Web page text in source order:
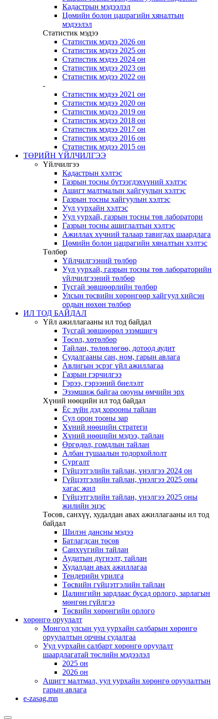
Кадастрын мэдээлэл
Цөмийн болон цацрагийн хяналтын
мэдээлэл
Статистик мэдээ
Статистик мэдээ 2026 он
Статистик мэдээ 2025 он
Статистик мэдээ 2024 он
Статистик мэдээ 2023 он
Статистик мэдээ 2022 он
-
Статистик мэдээ 2021 он
Статистик мэдээ 2020 он
Статистик мэдээ 2019 он
Статистик мэдээ 2018 он
Статистик мэдээ 2017 он
Статистик мэдээ 2016 он
Статистик мэдээ 2015 он
ТӨРИЙН ҮЙЛЧИЛГЭЭ
Үйлчилгээ
Кадастрын хэлтэс
Газрын тосны бүтээгдэхүүний хэлтэс
Ашигт малтмалын хайгуулын хэлтэс
Газрын тосны хайгуулын хэлтэс
Уул уурхайн хэлтэс
Уул уурхай, газрын тосны төв лаборатори
Газрын тосны ашиглалтын хэлтэс
Ажиллах хүчний талаар тавигдах шаардлага
Цөмийн болон цацрагийн хяналтын хэлтэс
Төлбөр
Үйлчилгээний төлбөр
Уул уурхай, газрын тосны төв лабораторийн
үйлчилгээний төлбөр
Тусгай зөвшөөрлийн төлбөр
Улсын төсвийн хөрөнгөөр хайгуул хийсэн
ордын нөхөн төлбөр
ИЛ ТОД БАЙДАЛ
Үйл ажиллагааны ил тод байдал
Тусгай зөвшөөрөл эзэмшигч
Төсөл, хөтөлбөр
Тайлан, төлөвлөгөө, дотоод аудит
Судалгааны сан, ном, гарын авлага
Авлигын эсрэг үйл ажиллагаа
Газрын гэрчилгээ
Гэрээ, гэрээний биелэлт
Эзэмшиж байгаа оюуны өмчийн эрх
Хүний нөөцийн ил тод байдал
Ёс зүйн дэд хорооны тайлан
Сул орон тооны зар
Хүний нөөцийн стратеги
Хүний нөөцийн мэдээ, тайлан
Өргөдөл, гомдлын тайлан
Албан тушаалын тодорхойлолт
Сургалт
Гүйцэтгэлийн тайлан, үнэлгээ 2024 он
Гүйцэтгэлийн тайлан, үнэлгээ 2025 оны
хагас жил
Гүйцэтгэлийн тайлан, үнэлгээ 2025 оны
жилийн эцэс
Төсөв, санхүү, худалдан авах ажиллагааны ил тод
байдал
Шилэн дансны мэдээ
Батлагдсан төсөв
Санхүүгийн тайлан
Аудитын дүгнэлт, тайлан
Худалдан авах ажиллагаа
Тендерийн урилга
Төсвийн гүйцэтгэлийн тайлан
Цалингийн зардлаас бусад орлого, зарлагын
мөнгөн гүйлгээ
Төсвийн хөрөнгийн орлого
хөрөнгө оруулалт
Монгол улсын уул уурхайн салбарын хөрөнгө
оруулалтын орчны судалгаа
Уул уурхайн салбарт хөрөнгө оруулалт
шаардлагатай төслийн мэдээлэл
2025 он
2026 он
Ашигт малтмал, уул уурхайн хөрөнгө оруулалтын
гарын авлага
e-zasag.mn